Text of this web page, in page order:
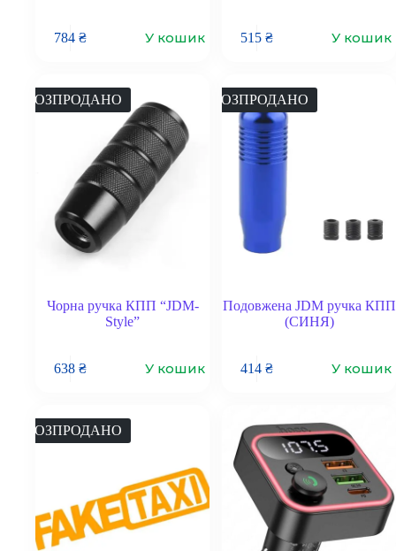
784 ₴ У кошик 515 ₴ У кошик
РОЗПРОДАНО
Чорна ручка КПП “JDM-
Style”
638 ₴ У кошик
РОЗПРОДАНО
Подовжена JDM ручка КПП
(СИНЯ)
414 ₴ У кошик
РОЗПРОДАНО